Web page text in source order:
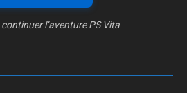
l’aventure PS Vita